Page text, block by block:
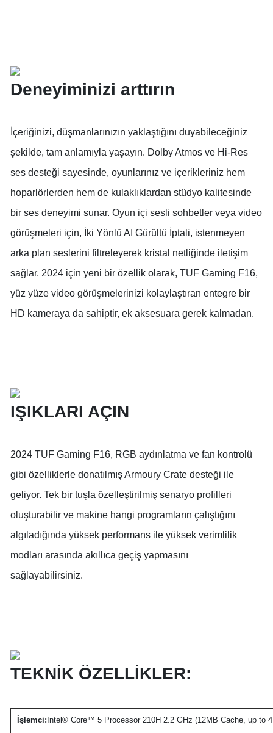
Deneyiminizi arttırın
İçeriğinizi, düşmanlarınızın yaklaştığını duyabileceğiniz
şekilde, tam anlamıyla yaşayın. Dolby Atmos ve Hi-Res
ses desteği sayesinde, oyunlarınız ve içerikleriniz hem
hoparlörlerden hem de kulaklıklardan stüdyo kalitesinde
bir ses deneyimi sunar. Oyun içi sesli sohbetler veya video
görüşmeleri için, İki Yönlü AI Gürültü İptali, istenmeyen
arka plan seslerini filtreleyerek kristal netliğinde iletişim
sağlar. 2024 için yeni bir özellik olarak, TUF Gaming F16,
yüz yüze video görüşmelerinizi kolaylaştıran entegre bir
HD kameraya da sahiptir, ek aksesuara gerek kalmadan.
IŞIKLARI AÇIN
2024 TUF Gaming F16, RGB aydınlatma ve fan kontrolü
gibi özelliklerle donatılmış Armoury Crate desteği ile
geliyor. Tek bir tuşla özelleştirilmiş senaryo profilleri
oluşturabilir ve makine hangi programların çalıştığını
algıladığında yüksek performans ile yüksek verimlilik
modları arasında akıllıca geçiş yapmasını
sağlayabilirsiniz.
TEKNİK ÖZELLİKLER:
İşlemci: Intel® Core™ 5 Processor 210H 2.2 GHz (12MB Cache, up to